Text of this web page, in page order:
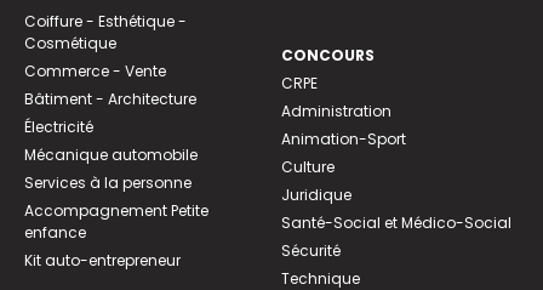
Coiffure - Esthétique -
Cosmétique
Commerce - Vente
Bâtiment - Architecture
Électricité
Mécanique automobile
Services à la personne
Accompagnement Petite
enfance
Kit auto-entrepreneur
CONCOURS
CRPE
Administration
Animation-Sport
Culture
Juridique
Santé-Social et Médico-Social
Sécurité
Technique